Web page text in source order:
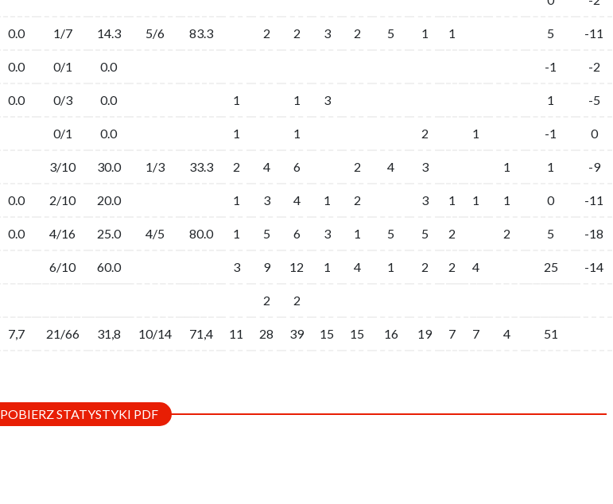
0.0 1/7 14.3 5/6 83.3 2 2 3 2 5 1 1 5 -11
0.0 0/1 0.0 -1 -2
0.0 0/3 0.0 1 1 3 1 -5
0/1 0.0 1 1 2 1 -1 0
3/10 30.0 1/3 33.3 2 4 6 2 4 3 1 1 -9
0.0 2/10 20.0 1 3 4 1 2 3 1 1 1 0 -11
0.0 4/16 25.0 4/5 80.0 1 5 6 3 1 5 5 2 2 5 -18
6/10 60.0 3 9 12 1 4 1 2 2 4 25 -14
2 2
7,7 21/66 31,8 10/14 71,4 11 28 39 15 15 16 19 7 7 4 51
POBIERZ STATYSTYKI PDF